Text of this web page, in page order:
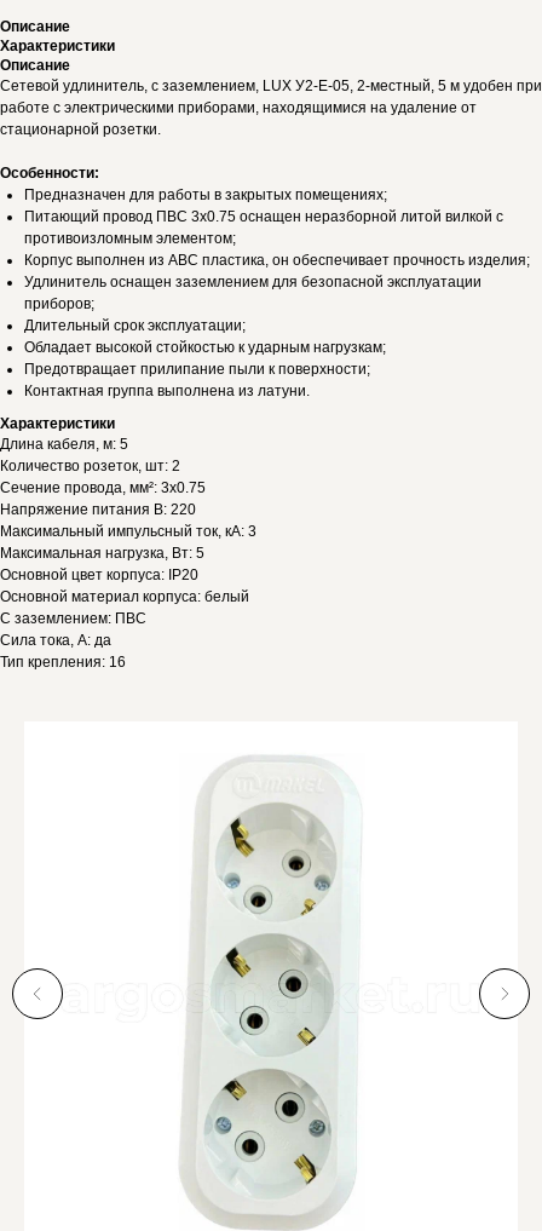
Описание
Характеристики
Описание
Сетевой удлинитель, с заземлением, LUX У2-Е-05, 2-местный, 5 м удобен при
работе с электрическими приборами, находящимися на удаление от
стационарной розетки.
Особенности:
Предназначен для работы в закрытых помещениях;
Питающий провод ПВС 3х0.75 оснащен неразборной литой вилкой с
противоизломным элементом;
Корпус выполнен из АВС пластика, он обеспечивает прочность изделия;
Удлинитель оснащен заземлением для безопасной эксплуатации
приборов;
Длительный срок эксплуатации;
Обладает высокой стойкостью к ударным нагрузкам;
Предотвращает прилипание пыли к поверхности;
Контактная группа выполнена из латуни.
Характеристики
Длина кабеля, м: 5
Количество розеток, шт: 2
Сечение провода, мм²: 3х0.75
Напряжение питания В: 220
Максимальный импульсный ток, кА: 3
Максимальная нагрузка, Вт: 5
Основной цвет корпуса: IP20
Основной материал корпуса: белый
С заземлением: ПВС
Сила тока, А: да
Тип крепления: 16